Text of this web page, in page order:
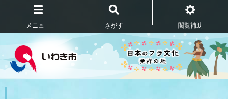
メニュ－ さがす 閲覧補助